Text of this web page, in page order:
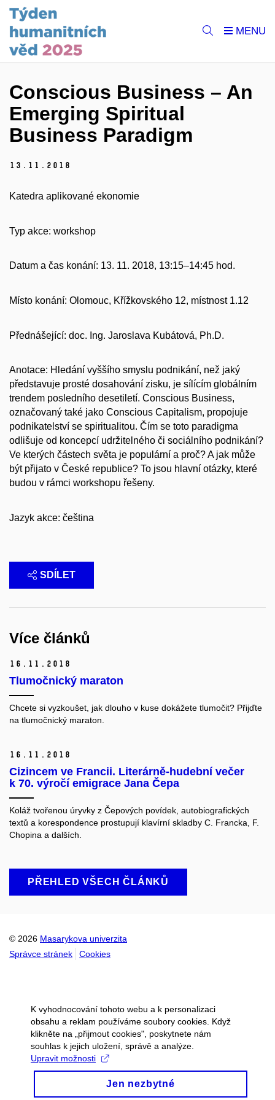
Conscious Business – An
Emerging Spiritual
Business Paradigm
13. 11. 2018
Katedra aplikované ekonomie
Typ akce: workshop
Datum a čas konání: 13. 11. 2018, 13:15–14:45 hod.
Místo konání: Olomouc, Křížkovského 12, místnost 1.12
Přednášející: doc. Ing. Jaroslava Kubátová, Ph.D.
Anotace: Hledání vyššího smyslu podnikání, než jaký
představuje prosté dosahování zisku, je sílícím globálním
trendem posledního desetiletí. Conscious Business,
označovaný také jako Conscious Capitalism, propojuje
podnikatelství se spiritualitou. Čím se toto paradigma
odlišuje od koncepcí udržitelného či sociálního podnikání?
Ve kterých částech světa je populární a proč? A jak může
být přijato v České republice? To jsou hlavní otázky, které
budou v rámci workshopu řešeny.
Jazyk akce: čeština
SDÍLET
Více článků
16. 11. 2018
Tlumočnický maraton
Chcete si vyzkoušet, jak dlouho v kuse dokážete tlumočit? Přijďte
na tlumočnický maraton.
16. 11. 2018
Cizincem ve Francii. Literárně-hudební večer
k 70. výročí emigrace Jana Čepa
Koláž tvořenou úryvky z Čepových povídek, autobiografických
textů a korespondence prostupují klavírní skladby C. Francka, F.
Chopina a dalších.
PŘEHLED VŠECH ČLÁNKŮ
© 2026 Masarykova univerzita
Správce stránek
Cookies
K vyhodnocování tohoto webu a k personalizaci
obsahu a reklam používáme soubory cookies. Když
klikněte na „přijmout cookies", poskytnete nám
souhlas k jejich uložení, správě a analýze.
Upravit možnosti
Jen nezbytné